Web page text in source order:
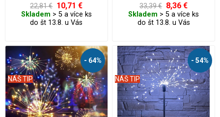
22,81 € 10,71 €
Skladem > 5 a více ks
do št 13.8. u Vás
33,39 € 8,36 €
Skladem > 5 a více ks
do št 13.8. u Vás
- 64%
NÁŠ TIP
- 54%
NÁŠ TIP